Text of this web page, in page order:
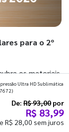
para o 2º
os materiais
Ultra HD Sublimática
De: R$ 93,00 por
R$ 83,99
R$ 28,00 sem juros